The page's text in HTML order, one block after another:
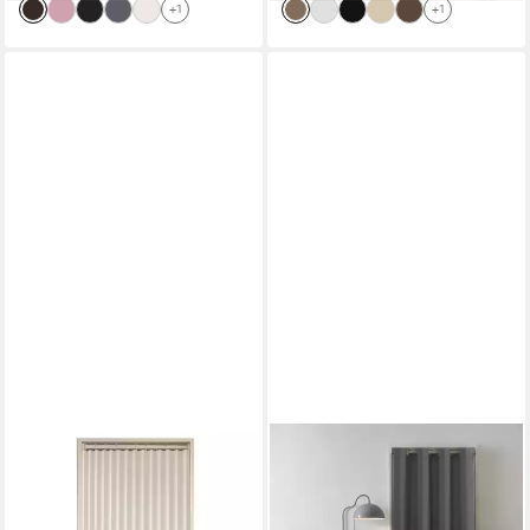
+1 +1
MINICLOSS
Türgrößen, Thermovorhang